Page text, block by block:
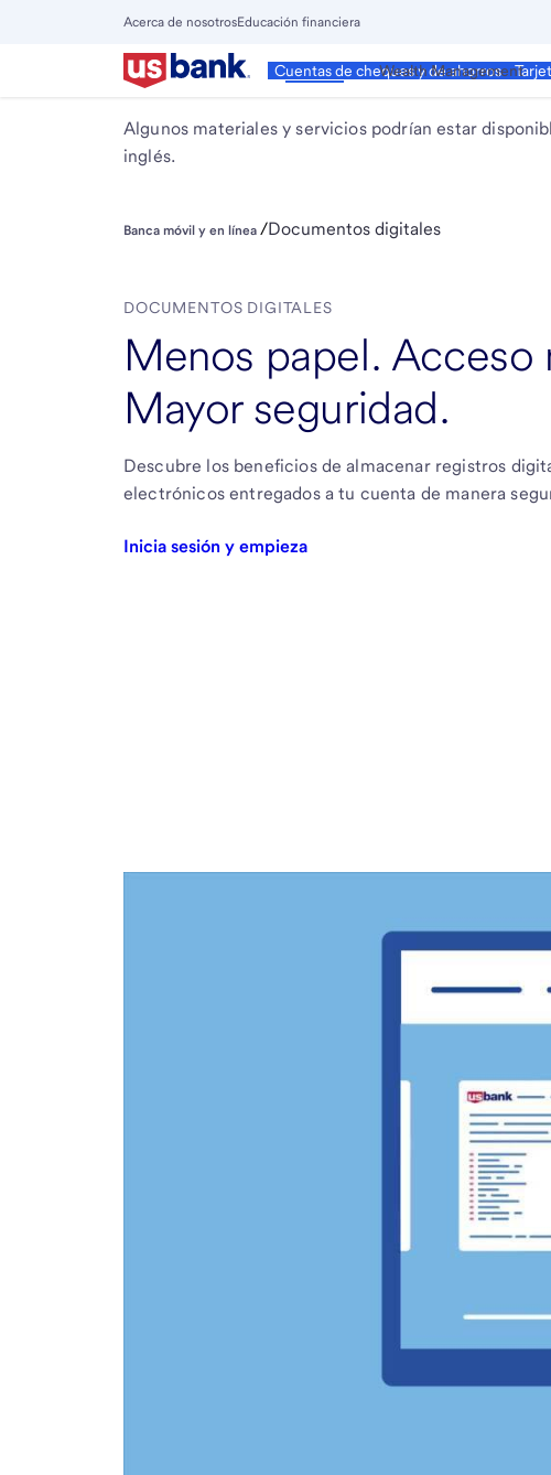
Acerca de nosotrosEducación financiera
Personal
Cuentas de cheques y de ahorros
Wealth Management
Cierra
Menú
Principal
Algunos materiales y servicios podrían estar
inglés.
Banca móvil y en línea /Documentos digitales
DOCUMENTOS DIGITALES
Menos papel. Acceso
Mayor seguridad.
Descubre los beneficios de almacenar registros
electrónicos entregados a tu cuenta de manera
Inicia sesión y empieza